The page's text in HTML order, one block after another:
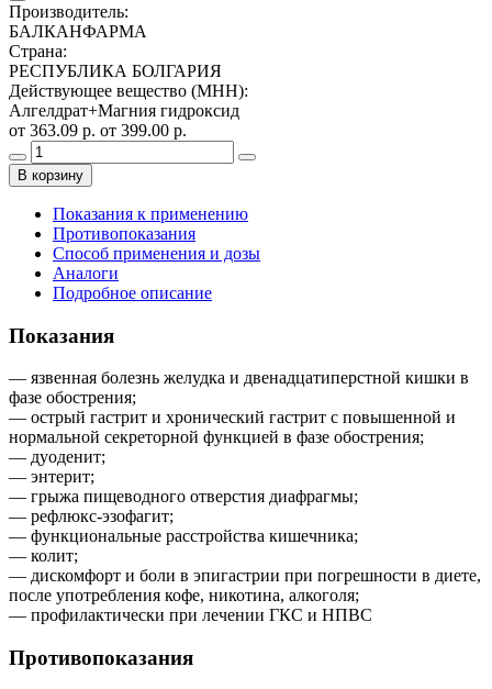
Производитель:
БАЛКАНФАРМА
Страна:
РЕСПУБЛИКА БОЛГАРИЯ
Действующее вещество (МНН):
Алгелдрат+Магния гидроксид
от 363.09 р. от 399.00 р.
В корзину
Показания к применению
Противопоказания
Способ применения и дозы
Аналоги
Подробное описание
Показания
— язвенная болезнь желудка и двенадцатиперстной кишки в
фазе обострения;
— острый гастрит и хронический гастрит с повышенной и
нормальной секреторной функцией в фазе обострения;
— дуоденит;
— энтерит;
— грыжа пищеводного отверстия диафрагмы;
— рефлюкс-эзофагит;
— функциональные расстройства кишечника;
— колит;
— дискомфорт и боли в эпигастрии при погрешности в диете,
после употребления кофе, никотина, алкоголя;
— профилактически при лечении ГКС и НПВС
Противопоказания